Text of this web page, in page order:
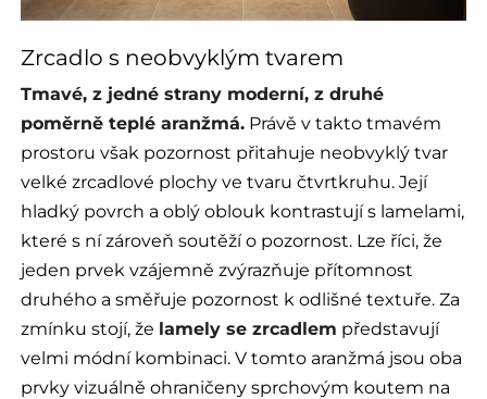
Zrcadlo s neobvyklým tvarem
Tmavé, z jedné strany moderní, z druhé
poměrně teplé aranžmá. Právě v takto tmavém
prostoru však pozornost přitahuje neobvyklý tvar
velké zrcadlové plochy ve tvaru čtvrtkruhu. Její
hladký povrch a oblý oblouk kontrastují s lamelami,
které s ní zároveň soutěží o pozornost. Lze říci, že
jeden prvek vzájemně zvýrazňuje přítomnost
druhého a směřuje pozornost k odlišné textuře. Za
zmínku stojí, že lamely se zrcadlem představují
velmi módní kombinaci. V tomto aranžmá jsou oba
prvky vizuálně ohraničeny sprchovým koutem na